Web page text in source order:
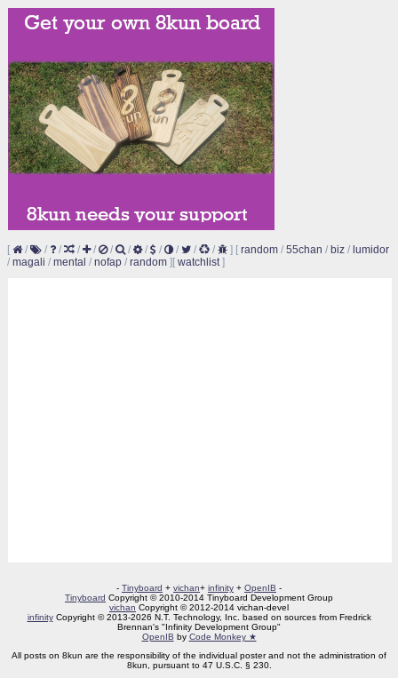
otherwise - do not necessarily reflect the
views of the 8kun administration.
All [1] [2] [3]Next |Catalog|Nerve Center